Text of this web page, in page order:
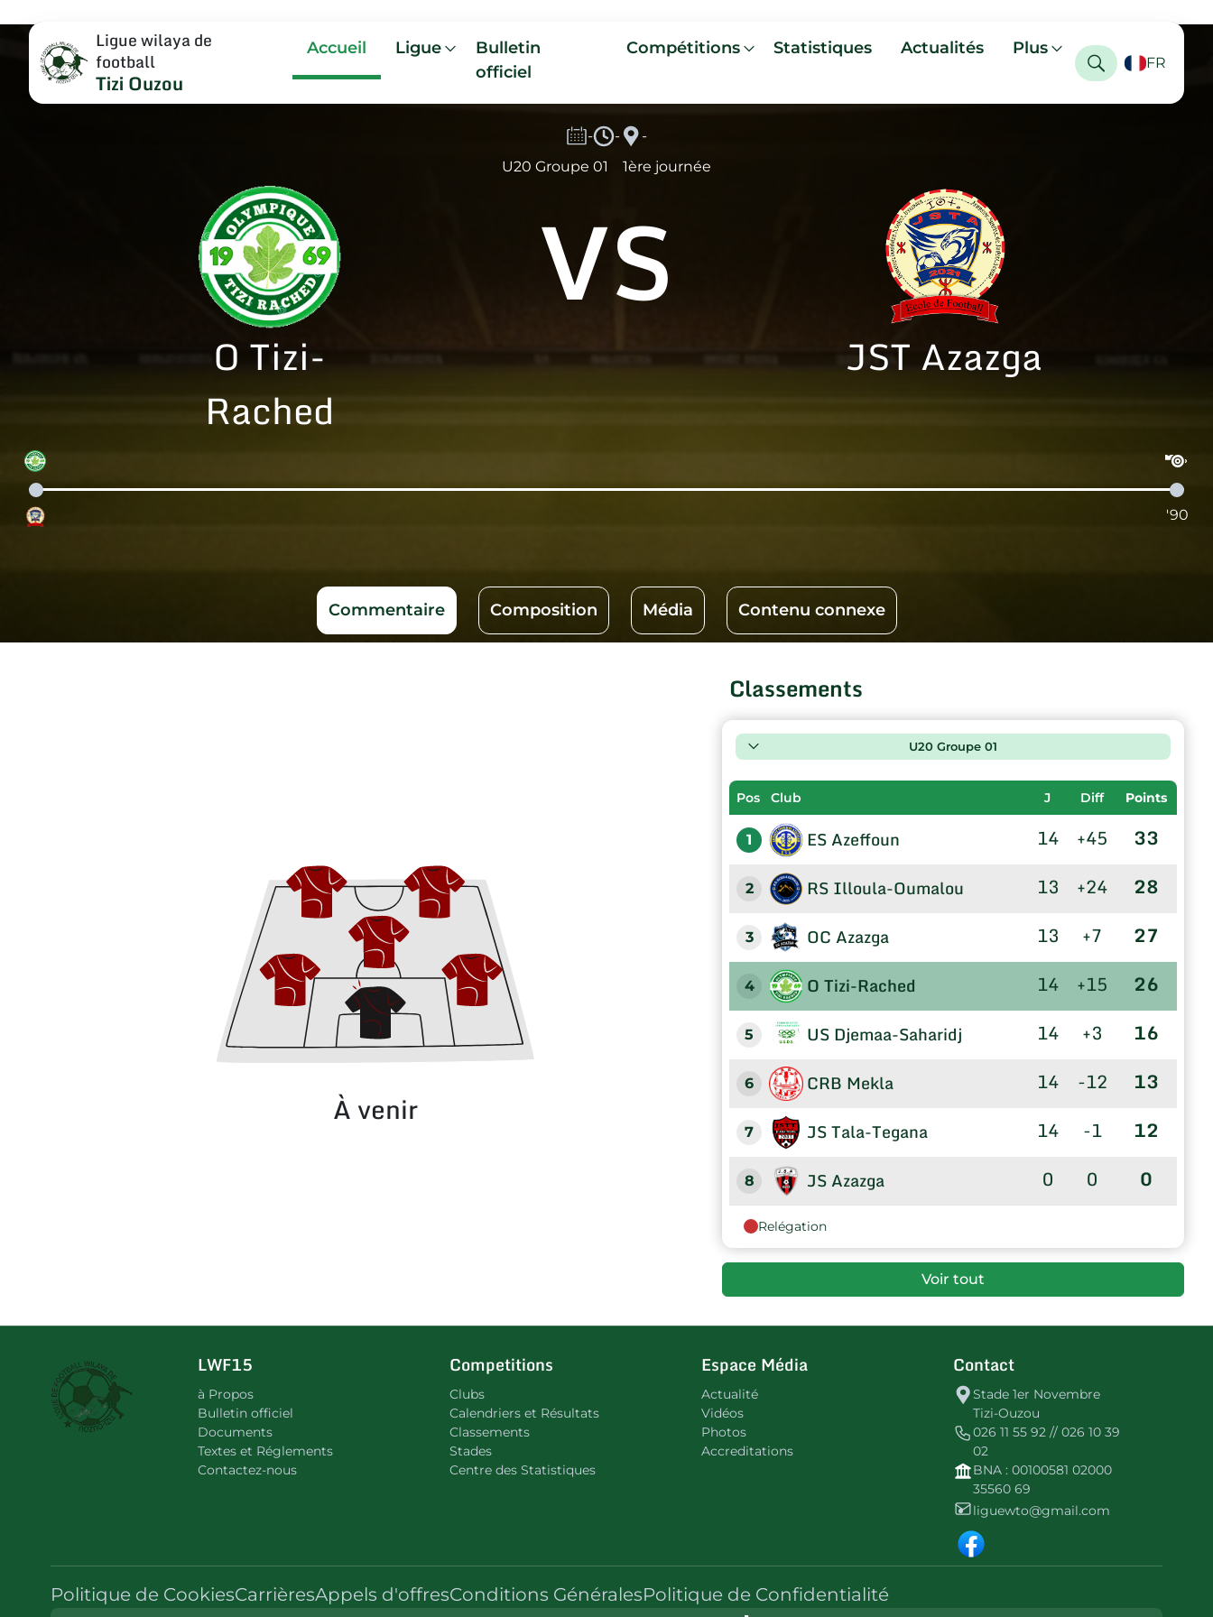
Ligue wilaya de
football
Tizi Ouzou
Accueil Ligue
Bulletin
officiel
Compétitions Statistiques Actualités Plus
FR
- -
-
U20 Groupe 01
1ère journée
O Tizi-
Rached
VS
JST Azazga
'90
Commentaire Composition Média Contenu connexe
À venir
Classements
U20 Groupe 01
Pos Club J Diff Points
1 ES Azeffoun 14 +45 33
2 RS Illoula-Oumalou 13 +24 28
3 OC Azazga 13 +7 27
4 O Tizi-Rached 14 +15 26
5 US Djemaa-Saharidj 14 +3 16
6 CRB Mekla 14 -12 13
7 JS Tala-Tegana 14 -1 12
8 JS Azazga 0 0 0
9 JST Azazga
Relégation
Voir tout
LWF15
à Propos
Bulletin officiel
Documents
Textes et Réglements
Contactez-nous
Competitions
Clubs
Calendriers et Résultats
Classements
Stades
Centre des Statistiques
Espace Média
Actualité
Vidéos
Photos
Accreditations
Contact
Stade 1er Novembre
Tizi-Ouzou
026 11 55 92 // 026 10 39
02
BNA : 00100581 02000
35560 69
liguewto@gmail.com
Politique de CookiesCarrièresAppels d'offresConditions GénéralesPolitique de Confidentialité